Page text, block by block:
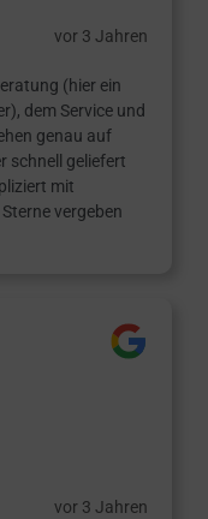
vor 3 Jahren
(hier ein
dem Service und
genau auf
schnell geliefert
mit
vergeben
vor 3 Jahren